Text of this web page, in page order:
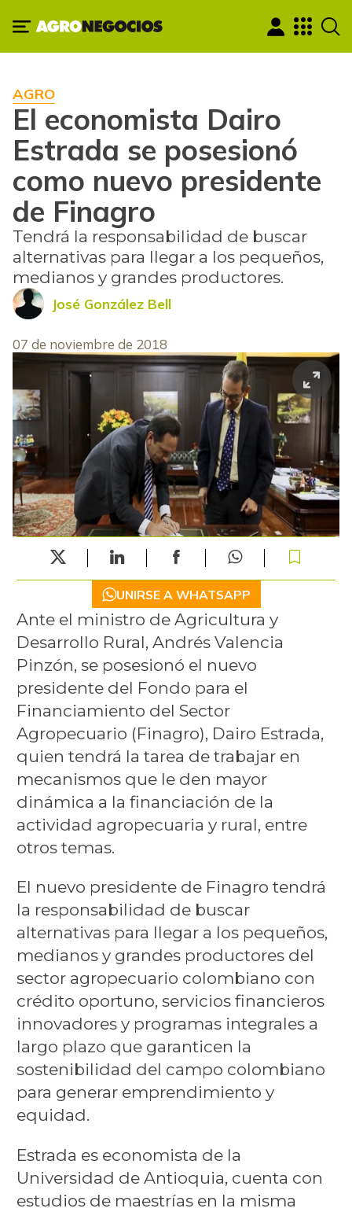
AGRO
El economista Dairo
Estrada se posesionó
como nuevo presidente
de Finagro
Tendrá la responsabilidad de buscar
alternativas para llegar a los pequeños,
medianos y grandes productores.
José González Bell
07 de noviembre de 2018
UNIRSE A WHATSAPP
Ante el ministro de Agricultura y
Desarrollo Rural, Andrés Valencia
Pinzón, se posesionó el nuevo
presidente del Fondo para el
Financiamiento del Sector
Agropecuario (Finagro), Dairo Estrada,
quien tendrá la tarea de trabajar en
mecanismos que le den mayor
dinámica a la financiación de la
actividad agropecuaria y rural, entre
otros temas.
El nuevo presidente de Finagro tendrá
la responsabilidad de buscar
alternativas para llegar a los pequeños,
medianos y grandes productores del
sector agropecuario colombiano con
crédito oportuno, servicios financieros
innovadores y programas integrales a
largo plazo que garanticen la
sostenibilidad del campo colombiano
para generar emprendimiento y
equidad.
Estrada es economista de la
Universidad de Antioquia, cuenta con
estudios de maestrías en la misma